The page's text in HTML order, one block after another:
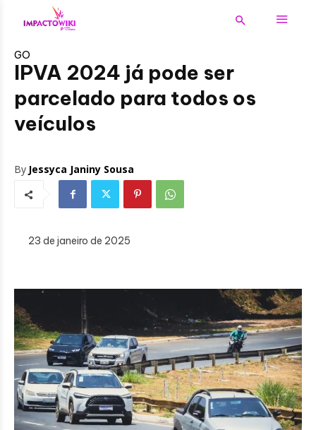
GO
IPVA 2024 já pode ser
parcelado para todos os
veículos
By Jessyca Janiny Sousa
23 de janeiro de 2025